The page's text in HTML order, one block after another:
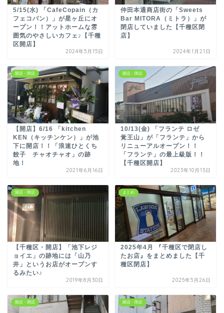
5/15(水) 「CafeCopain（カ
フェコパン）」が星ヶ丘にオ
ープン！！アットホームな雰
囲気のやさしいカフェ♪【千種
区開店】
2024年5月15日
仲田本通商店街の「Sweets
Bar MITORA（ミトラ）」が
閉店していました【千種区閉
店】
2024年1月21日
開店・閉店
【開店】6/16 「kitchen
KEN（キッチンケン）」が池
下に開店！！「浪速ひとくち
餃子 チャオチャオ」の跡
地！
2021年6月16日
開店・閉店
10/13(金) 「フランテ ロゼ
覚王山」が「フランテ」から
リニューアルオープン！！
「フランテ」の最上級版！！
【千種区開店】
2023年10月13日
開店・閉店
【千種区・開店】「池下レジ
ョイエ」の跡地には「山乃
井」というお店がオープンす
るみたい♪
2019年8月30日
まとめ
2025年4月 『千種区で閉店し
たお店』をまとめました【千
種区閉店】
2025年5月26日
開店・閉店 開店・閉店